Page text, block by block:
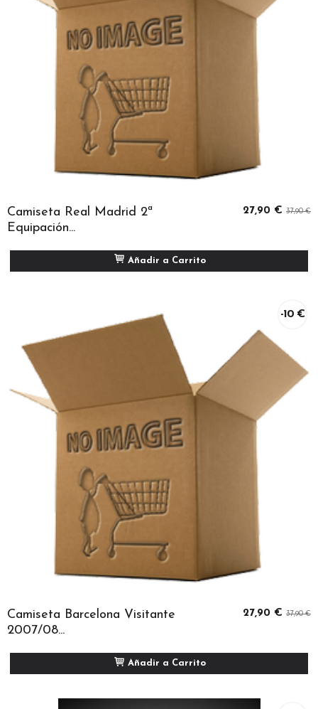
Camiseta Real Madrid 2ª
Equipación...
27,90 € 37,90 €
Añadir a Carrito
-10 €
Camiseta Barcelona Visitante
2007/08...
27,90 € 37,90 €
Añadir a Carrito